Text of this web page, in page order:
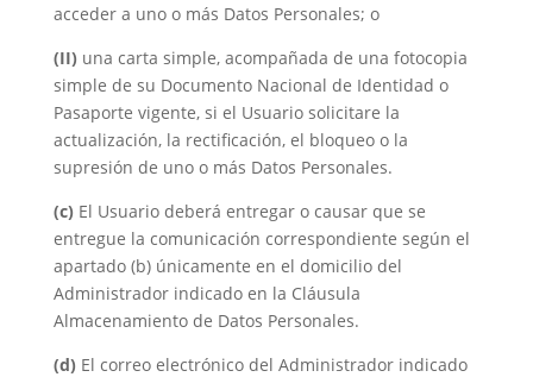
acceder a uno o más Datos Personales; o
(II) una carta simple, acompañada de una fotocopia
simple de su Documento Nacional de Identidad o
Pasaporte vigente, si el Usuario solicitare la
actualización, la rectificación, el bloqueo o la
supresión de uno o más Datos Personales.
(c) El Usuario deberá entregar o causar que se
entregue la comunicación correspondiente según el
apartado (b) únicamente en el domicilio del
Administrador indicado en la Cláusula
Almacenamiento de Datos Personales.
(d) El correo electrónico del Administrador indicado